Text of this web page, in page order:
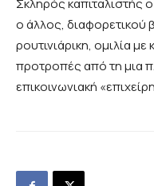
ο άλλος, διαφορετικού
ρουτινιάρικη, ομιλία
προτροπές από τη μια
επικοινωνιακή